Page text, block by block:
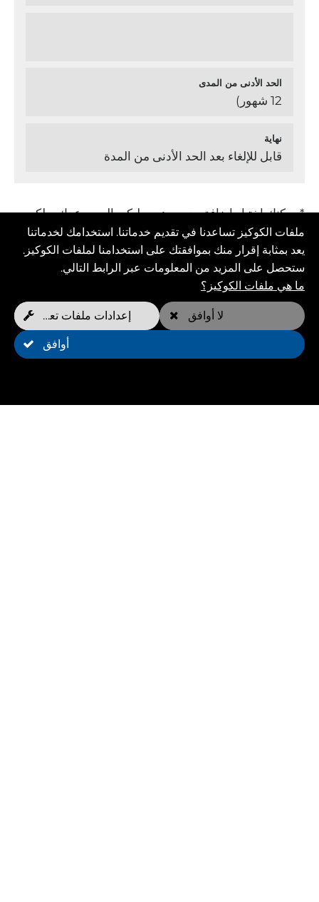
الحد الأدنى من المدى
12 شهور)
نهاية
قابل للإلغاء بعد الحد الأدنى من المدة
* يمكنك اختيار إضافة مدرب هيدروليكي إلى موعدك، ولكن
عليك دفع 20 يورو إضافية.
: : في إطار بعض نماذج العضوية، بعد استنفاد المواعيد
الأسبوعية المجانية، يُدفع ثمن كل موعد إضافي بسعر محدد.
التدريب على الكتب تصبح عضوا الآن
ملفات الكوكيز تساعدنا في تقديم خدماتنا. استخدامك لخدماتنا
يعد بمثابة إقرار منك بموافقتك على استخدامنا لملفات الكوكيز.
ستحصل على المزيد من المعلومات عبر الرابط التالي.
ما هي ملفات الكوكيز؟
لا أوافق إعدادات ملفات تعريف الارتباط
أوافق